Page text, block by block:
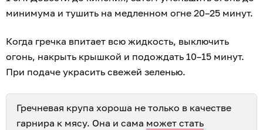
минимума и тушить на медленном огне 20–25 минут.
Когда гречка впитает всю жидкость, выключить
огонь, накрыть крышкой и подождать 10–15 минут.
При подаче украсить свежей зеленью.
Гречневая крупа хороша не только в качестве
гарнира к мясу. Она и сама может стать